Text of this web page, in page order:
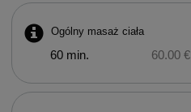
Ogólny masaż ciała
60 min. 60.00 €